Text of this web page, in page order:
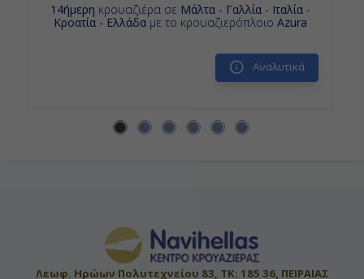
14ήμερη κρουαζιέρα σε Μάλτα - Γαλλία - Ιταλία -
Κροατία - Ελλάδαμε το κρουαζιερόπλοιο Azura
Αναλυτικά
Λεωφ. Ηρώων Πολυτεχνείου 83, ΤΚ: 185 36, ΠΕΙΡΑΙΑΣ